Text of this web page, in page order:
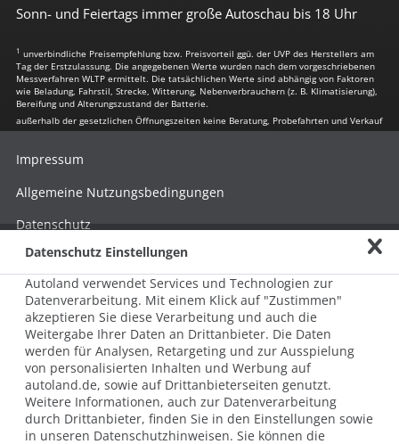
Sonn- und Feiertags immer große Autoschau bis 18 Uhr
1 unverbindliche Preisempfehlung bzw. Preisvorteil ggü. der UVP des Herstellers am
Tag der Erstzulassung. Die angegebenen Werte wurden nach dem vorgeschriebenen
Messverfahren WLTP ermittelt. Die tatsächlichen Werte sind abhängig von Faktoren
wie Beladung, Fahrstil, Strecke, Witterung, Nebenverbrauchern (z. B. Klimatisierung),
Bereifung und Alterungszustand der Batterie.
außerhalb der gesetzlichen Öffnungszeiten keine Beratung, Probefahrten und Verkauf
© 2026 AUTOLAND 24 SE & Co. Betriebs KG
Werner-von-Siemens-Str. 2, 06796 Brehna, Deutschland
Impressum
Allgemeine Nutzungsbedingungen
Datenschutz
Hinweisgebersystem nach HinSchG
Beschwerde nach LkSG
Grundsatzerklärung zum LkSG
Datenschutz Einstellungen
Autoland verwendet Services und Technologien zur
Datenverarbeitung. Mit einem Klick auf "Zustimmen"
akzeptieren Sie diese Verarbeitung und auch die
Weitergabe Ihrer Daten an Drittanbieter. Die Daten
werden für Analysen, Retargeting und zur Ausspielung
von personalisierten Inhalten und Werbung auf
autoland.de, sowie auf Drittanbieterseiten genutzt.
Weitere Informationen, auch zur Datenverarbeitung
durch Drittanbieter, finden Sie in den Einstellungen sowie
in unseren Datenschutzhinweisen. Sie können die